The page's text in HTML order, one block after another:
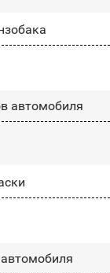
автомобиля